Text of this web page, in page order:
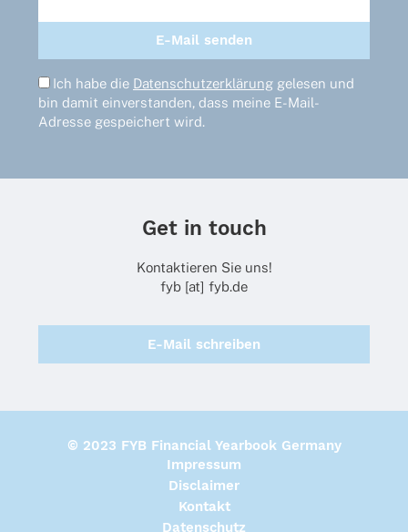
Ich habe die Datenschutzerklärung gelesen und
bin damit einverstanden, dass meine E-Mail-
Adresse gespeichert wird.
Get in touch
Kontaktieren Sie uns!
fyb [at] fyb.de
E-Mail schreiben
© 2023 FYB Financial Yearbook Germany
Impressum
Disclaimer
Kontakt
Datenschutz